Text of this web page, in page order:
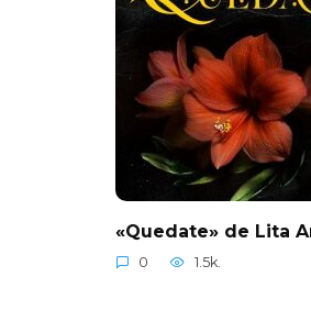
«Quedate» de Lita
0 1.5k.